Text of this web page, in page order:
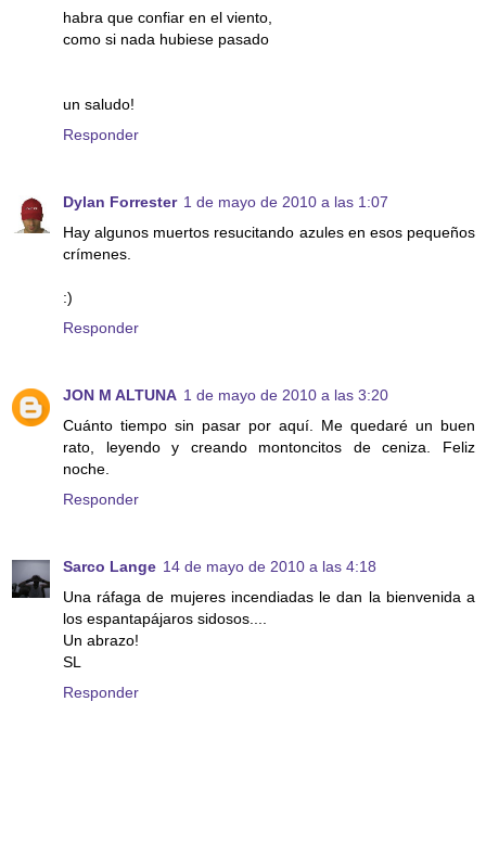
habra que confiar en el viento,
como si nada hubiese pasado
un saludo!
Responder
Dylan Forrester 1 de mayo de 2010 a las 1:07
Hay algunos muertos resucitando azules en esos pequeños
crímenes.
:)
Responder
JON M ALTUNA 1 de mayo de 2010 a las 3:20
Cuánto tiempo sin pasar por aquí. Me quedaré un buen
rato, leyendo y creando montoncitos de ceniza. Feliz
noche.
Responder
Sarco Lange 14 de mayo de 2010 a las 4:18
Una ráfaga de mujeres incendiadas le dan la bienvenida a
los espantapájaros sidosos....
Un abrazo!
SL
Responder